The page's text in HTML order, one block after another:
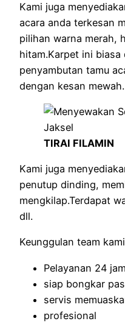
Kami juga
acara anda terkesan
pilihan warna merah,
hitam.Karpet ini biasa
penyambutan tamu
dengan kesan mewah.
TIRAI FILAMIN
Kami juga
penutup dinding,
mengkilap.Terdapat
dll.
Keunggulan team
Pelayanan 24 jam
siap bongkar
servis
profesional